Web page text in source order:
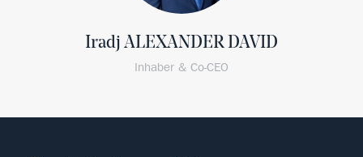
Iradj ALEXANDER DAVID
Inhaber & Co-CEO